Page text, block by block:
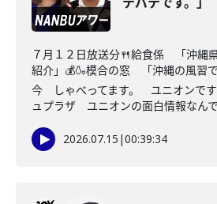
７月１２日放送分🍴給食係 「沖縄
紹介」💰🍶模合の窓 「沖縄の風習
今 しゃべってます。 ユニオンで
ュプラザ ユニオンの面白情報なん
2026.07.15 |00:39:34